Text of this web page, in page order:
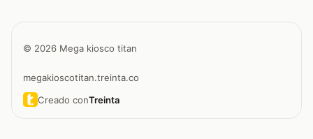
© 2026 Mega kiosco titan
megakioscotitan.treinta.co
Creado conTreinta